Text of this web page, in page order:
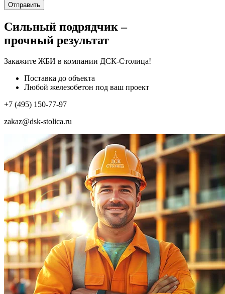
Отправить
Сильный подрядчик –
прочный результат
Закажите ЖБИ в компании ДСК-Столица!
Поставка до объекта
Любой железобетон под ваш проект
+7 (495) 150-77-97
zakaz@dsk-stolica.ru